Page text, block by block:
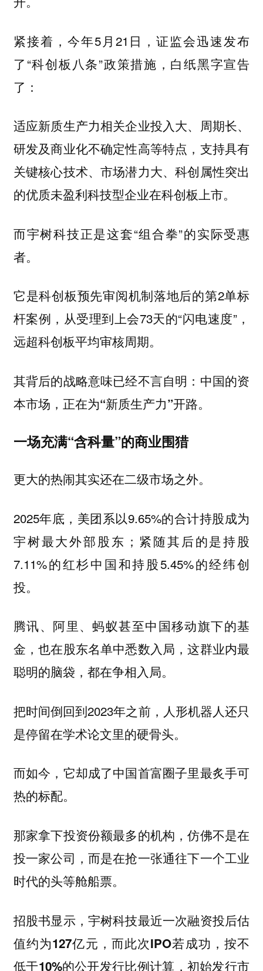
紧接着，今年5月21日，证监会迅速发布
了“科创板八条”政策措施，白纸黑字宣告
了：
适应新质生产力相关企业投入大、周期长、
研发及商业化不确定性高等特点，支持具有
关键核心技术、市场潜力大、科创属性突出
的优质未盈利科技型企业在科创板上市。
而宇树科技正是这套“组合拳”的实际受惠
者。
它是科创板预先审阅机制落地后的第2单标
杆案例，从受理到上会73天的“闪电速度”，
远超科创板平均审核周期。
其背后的战略意味已经不言自明： 中国的资
本市场，正在为“新质生产力”开路。
一场充满“含科量”的商业围猎
更大的热闹其实还在二级市场之外。
2025年底，美团系以9.65%的合计持股成为
宇树最大外部股东；紧随其后的是持股
7.11%的红杉中国和持股5.45%的经纬创
投。
腾讯、阿里、蚂蚁甚至中国移动旗下的基
金，也在股东名单中悉数入局，这群业内最
聪明的脑袋，都在争相入局。
把时间倒回到2023年之前，人形机器人还只
是停留在学术论文里的硬骨头。
而如今，它却成了中国首富圈子里最炙手可
热的标配。
那家拿下投资份额最多的机构，仿佛不是在
投一家公司，而是在抢一张通往下一个工业
时代的头等舱船票。
招股书显示，宇树科技最近一次融资投后估
值约为127亿元，而此次IPO若成功，按不
低于10%的公开发行比例计算，初始发行市